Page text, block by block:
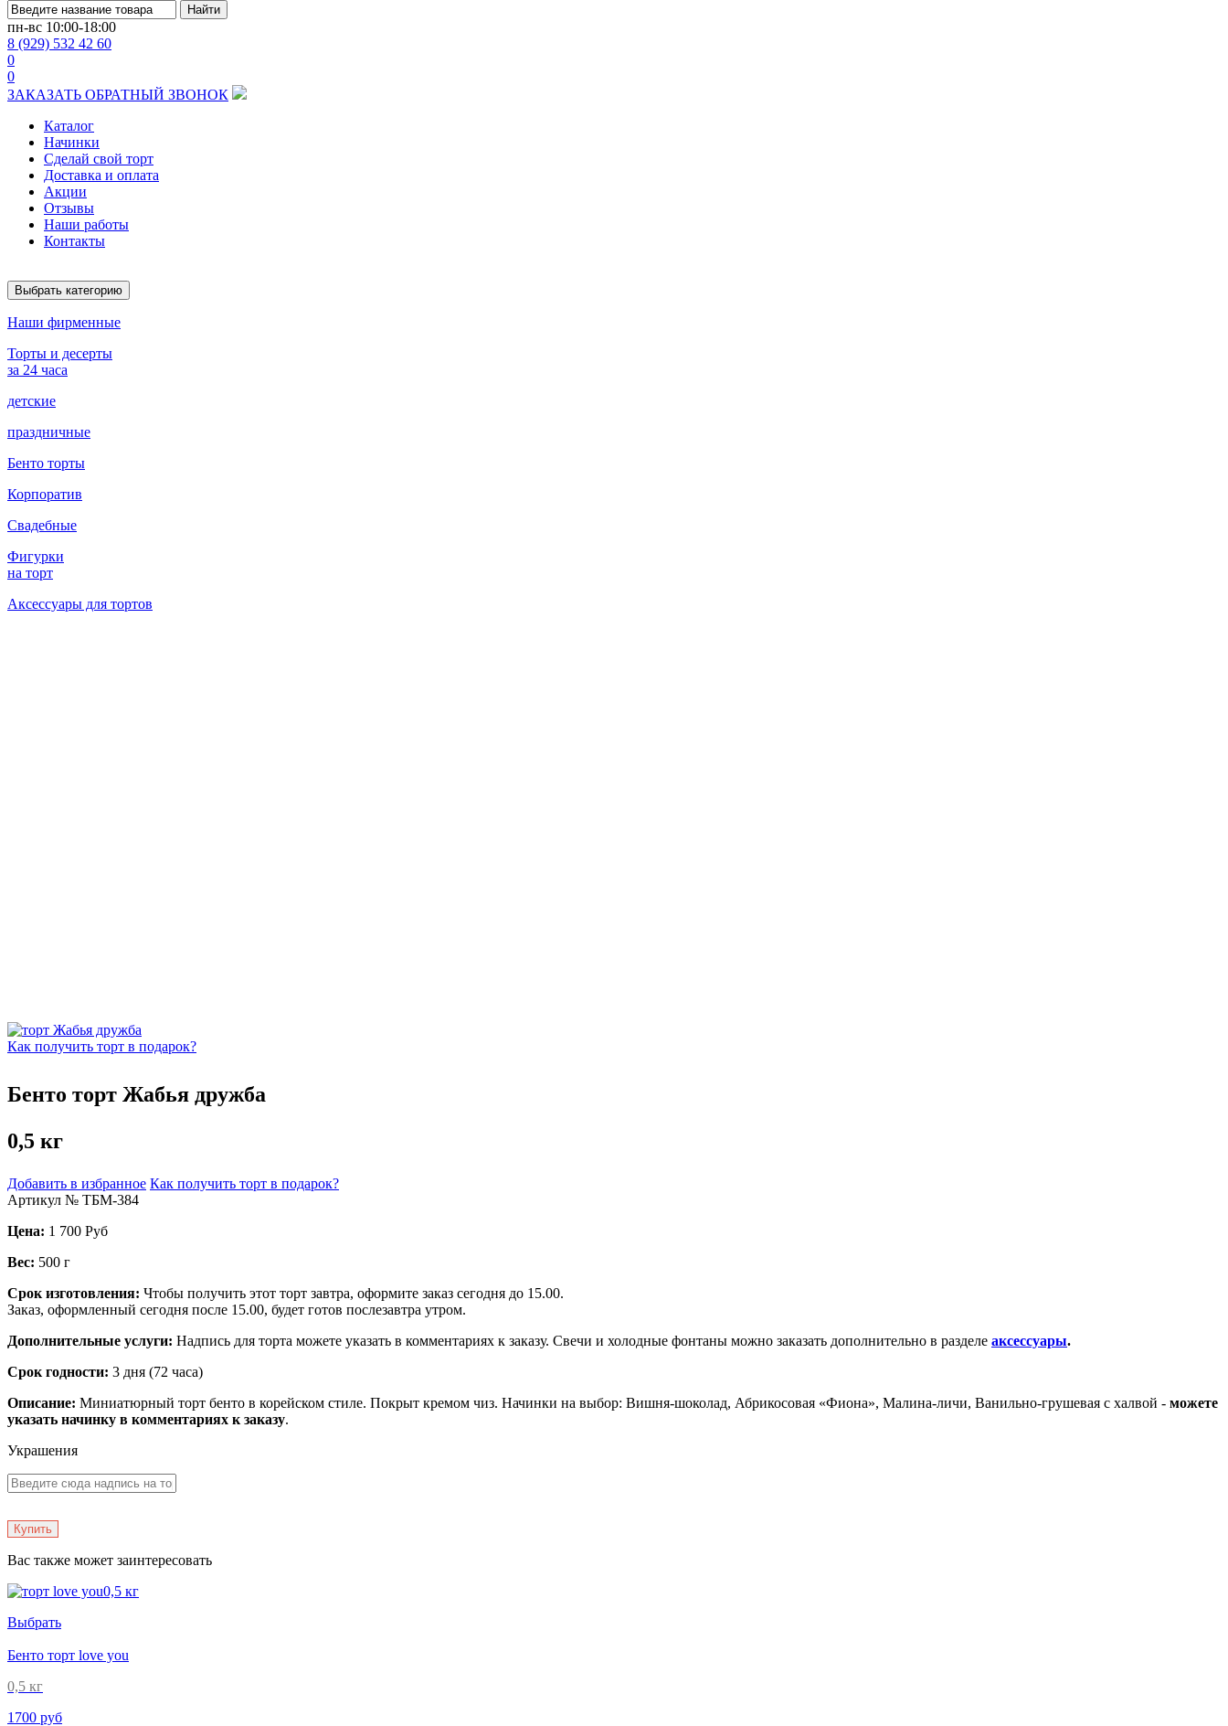
Найти
пн-вс 10:00-18:00
8 (929) 532 42 60
0
0
ЗАКАЗАТЬ ОБРАТНЫЙ ЗВОНОК
Каталог
Начинки
Сделай свой торт
Доставка и оплата
Акции
Отзывы
Наши работы
Контакты
Выбрать категорию
Наши фирменные
Торты и десерты
за 24 часа
детские
праздничные
Бенто торты
Корпоратив
Свадебные
Фигурки
на торт
Аксессуары для тортов
Как получить торт в подарок?
Бенто торт Жабья дружба
0,5 кг
Добавить в избранное Как получить торт в подарок?
Артикул № ТБМ-384
Цена: 1 700 Руб
Вес: 500 г
Срок изготовления: Чтобы получить этот торт завтра, оформите заказ сегодня до 15.00.
Заказ, оформленный сегодня после 15.00, будет готов послезавтра утром.
Дополнительные услуги: Надпись для торта можете указать в комментариях к заказу. Свечи и холодные фонтаны можно заказать дополнительно в разделе аксессуары.
Срок годности: 3 дня (72 часа)
Описание: Миниатюрный торт бенто в корейском стиле. Покрыт кремом чиз. Начинки на выбор: Вишня-шоколад, Абрикосовая «Фиона», Малина-личи, Ванильно-грушевая с халвой - можете
указать начинку в комментариях к заказу.
Украшения
Купить
Вас также может заинтересовать
Выбрать
Бенто торт love you
0,5 кг
1700 руб